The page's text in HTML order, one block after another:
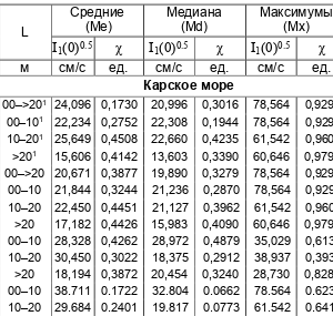
Средние Медиана
(Ме)
I 1(0)0.5
(Мd)
I 1(0)0.5
(Мx)
I1 (0)0.5
L
χ χ χ
м см/с ед см/с ед. см/с
Карское море
00–>201 24,096 0,1730
20,996 0,3016 78,564
00–101 22,234 0,2752
22,308 0,1944 78,564
10–201 25,649 0,4508
22,660 0,4235 61,542
>201 15,606 0,4142
13,603 0,3390 60,646
00–>20 20,671 0,3877
19,890 0,3279 78,564
00–10 21,844
0,3244 21,236 0,2870 78,564
10–20 22,450
0,4451 21,127 0,3962 61,542
>20 17,182 0,4426
15,983 0,4090 60,646
00–10 28,328
0,4262 28,972 0,4879 35,029
10–20 30,450
0,3022 18,375 0,2912 38,937
>20 18,194 0,3872
20,454 0,3240 28,730
00–10 38.711
0.1722 32.804 0.0662 78.564
10–20 29.684
0.2401 19.817 0.0773 61.542